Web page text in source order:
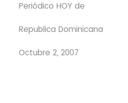
Periódico HOY de
Republica Dominicana
Octubre 2, 2007